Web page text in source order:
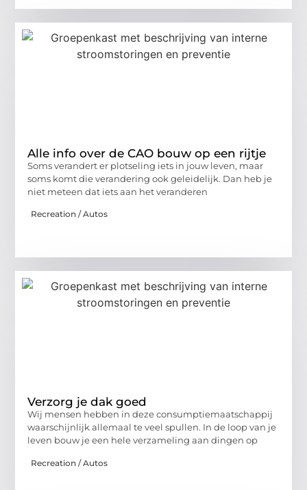
Alle info over de CAO bouw op een rijtje
Soms verandert er plotseling iets in jouw leven, maar
soms komt die verandering ook geleidelijk. Dan heb je
niet meteen dat iets aan het veranderen
Recreation / Autos
Verzorg je dak goed
Wij mensen hebben in deze consumptiemaatschappij
waarschijnlijk allemaal te veel spullen. In de loop van je
leven bouw je een hele verzameling aan dingen op
Recreation / Autos